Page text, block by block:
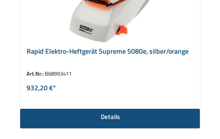
Rapid Elektro-Heftgerät Supreme 5080e, silber/orange
Art.Nr.: B68993411
932,20 €*
Details